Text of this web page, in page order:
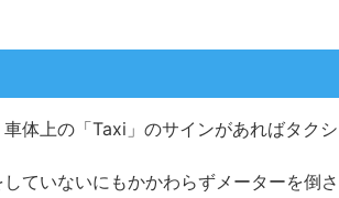
体上の「Taxi」のサインがあればタクシ
ていないにもかかわらずメーターを倒さ